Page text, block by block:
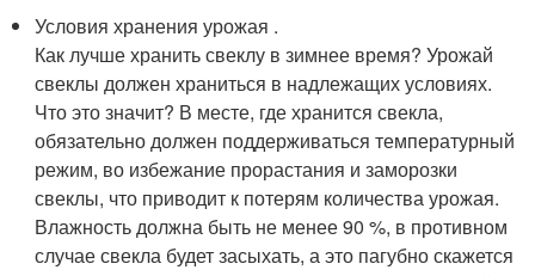
Условия хранения урожая .
Как лучше хранить свеклу в зимнее время? Урожай
свеклы должен храниться в надлежащих условиях.
Что это значит? В месте, где хранится свекла,
обязательно должен поддерживаться температурный
режим, во избежание прорастания и заморозки
свеклы, что приводит к потерям количества урожая.
Влажность должна быть не менее 90 %, в противном
случае свекла будет засыхать, а это пагубно скажется